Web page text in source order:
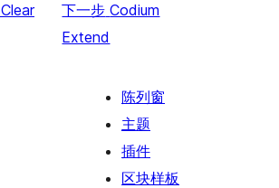
Clear
下一步 Codium
Extend
陈列窗
主题
插件
区块样板